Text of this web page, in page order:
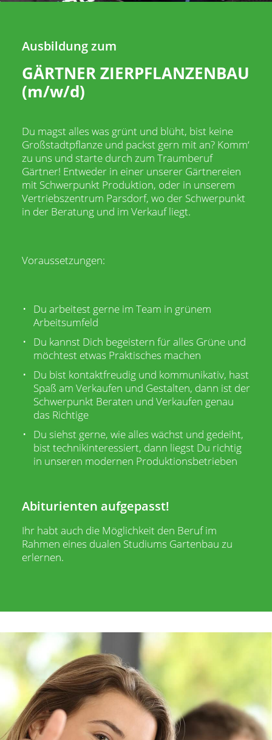
Ausbildung zum
GÄRTNER ZIERPFLANZENBAU
(m/w/d)
Du magst alles was grünt und blüht, bist keine
Großstadtpflanze und packst gern mit an? Komm‘
zu uns und starte durch zum Traumberuf
Gärtner! Entweder in einer unserer Gärtnereien
mit Schwerpunkt Produktion, oder in unserem
Vertriebszentrum Parsdorf, wo der Schwerpunkt
in der Beratung und im Verkauf liegt.
Voraussetzungen:
Du arbeitest gerne im Team in grünem
Arbeitsumfeld
Du kannst Dich begeistern für alles Grüne und
möchtest etwas Praktisches machen
Du bist kontaktfreudig und kommunikativ, hast
Spaß am Verkaufen und Gestalten, dann ist der
Schwerpunkt Beraten und Verkaufen genau
das Richtige
Du siehst gerne, wie alles wächst und gedeiht,
bist technikinteressiert, dann liegst Du richtig
in unseren modernen Produktionsbetrieben
Abiturienten aufgepasst!
Ihr habt auch die Möglichkeit den Beruf im
Rahmen eines dualen Studiums Gartenbau zu
erlernen.